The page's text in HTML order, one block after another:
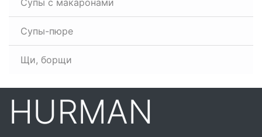
Супы с макаронами
Супы-пюре
Щи, борщи
HURMAN